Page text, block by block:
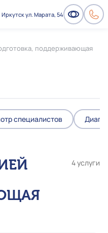
Иркутск ул. Марата, 54
поддерживающая
специалистов
4 услуги